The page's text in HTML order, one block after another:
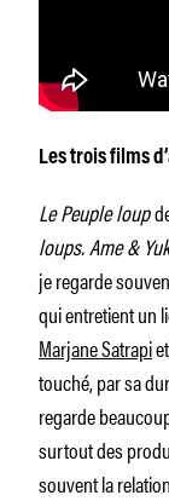
Les trois films
Le Peuple loup
loups. Ame &
je regarde
qui entretient un
Marjane Satrapi
touché, par sa
regarde
surtout des
souvent la